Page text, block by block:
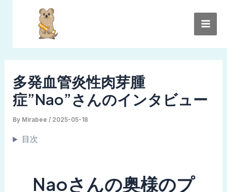
キ
多発血管炎性肉芽腫
症”Nao”さんのインタビュー
By Mirabee/ 2025-05-18
目次
Naoさんの奥様のプ